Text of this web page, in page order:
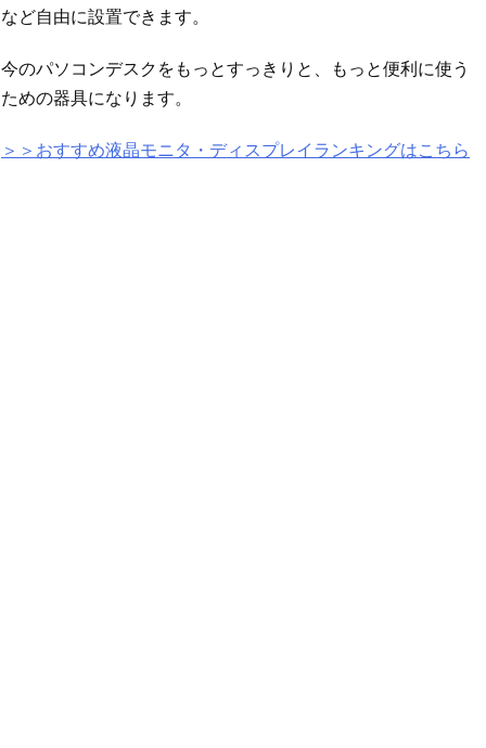
など自由に設置できます。
今のパソコンデスクをもっとすっきりと、もっと便利に使う
ための器具になります。
＞＞おすすめ液晶モニタ・ディスプレイランキングはこちら